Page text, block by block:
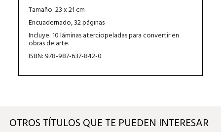
Tamaño: 23 x 21 cm
Encuadernado, 32 páginas
Incluye: 10 láminas aterciopeladas para convertir en
obras de arte.
ISBN: 978-987-637-842-0
OTROS TÍTULOS QUE TE PUEDEN INTERESAR